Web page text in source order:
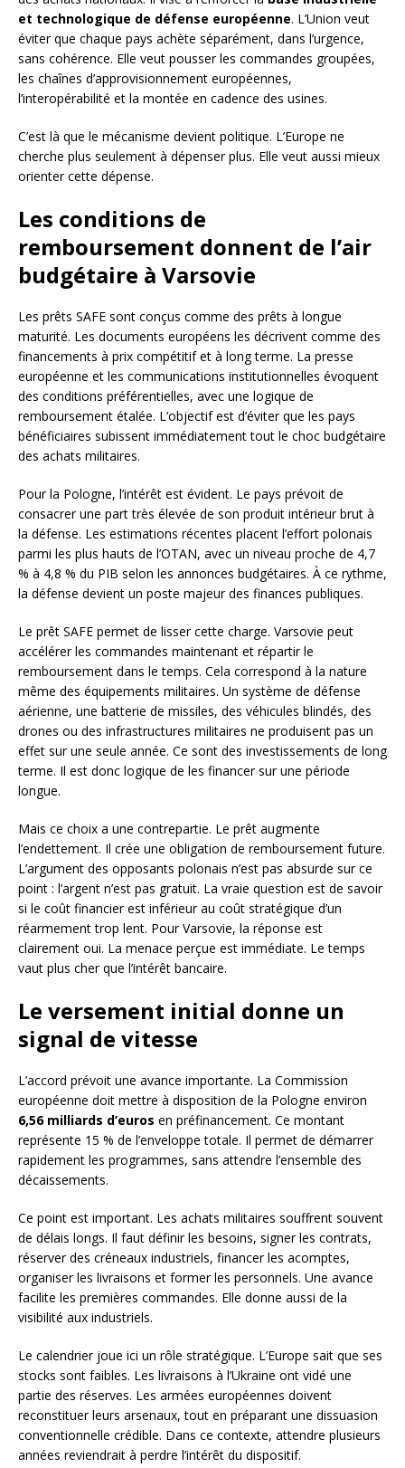
et technologique de défense européenne. L’Union veut
éviter que chaque pays achète séparément, dans l’urgence,
sans cohérence. Elle veut pousser les commandes groupées,
les chaînes d’approvisionnement européennes,
l’interopérabilité et la montée en cadence des usines.
C’est là que le mécanisme devient politique. L’Europe ne
cherche plus seulement à dépenser plus. Elle veut aussi mieux
orienter cette dépense.
Les conditions de
remboursement donnent de l’air
budgétaire à Varsovie
Les prêts SAFE sont conçus comme des prêts à longue
maturité. Les documents européens les décrivent comme des
financements à prix compétitif et à long terme. La presse
européenne et les communications institutionnelles évoquent
des conditions préférentielles, avec une logique de
remboursement étalée. L’objectif est d’éviter que les pays
bénéficiaires subissent immédiatement tout le choc budgétaire
des achats militaires.
Pour la Pologne, l’intérêt est évident. Le pays prévoit de
consacrer une part très élevée de son produit intérieur brut à
la défense. Les estimations récentes placent l’effort polonais
parmi les plus hauts de l’OTAN, avec un niveau proche de 4,7
% à 4,8 % du PIB selon les annonces budgétaires. À ce rythme,
la défense devient un poste majeur des finances publiques.
Le prêt SAFE permet de lisser cette charge. Varsovie peut
accélérer les commandes maintenant et répartir le
remboursement dans le temps. Cela correspond à la nature
même des équipements militaires. Un système de défense
aérienne, une batterie de missiles, des véhicules blindés, des
drones ou des infrastructures militaires ne produisent pas un
effet sur une seule année. Ce sont des investissements de long
terme. Il est donc logique de les financer sur une période
longue.
Mais ce choix a une contrepartie. Le prêt augmente
l’endettement. Il crée une obligation de remboursement future.
L’argument des opposants polonais n’est pas absurde sur ce
point : l’argent n’est pas gratuit. La vraie question est de savoir
si le coût financier est inférieur au coût stratégique d’un
réarmement trop lent. Pour Varsovie, la réponse est
clairement oui. La menace perçue est immédiate. Le temps
vaut plus cher que l’intérêt bancaire.
Le versement initial donne un
signal de vitesse
L’accord prévoit une avance importante. La Commission
européenne doit mettre à disposition de la Pologne environ
6,56 milliards d’euros en préfinancement. Ce montant
représente 15 % de l’enveloppe totale. Il permet de démarrer
rapidement les programmes, sans attendre l’ensemble des
décaissements.
Ce point est important. Les achats militaires souffrent souvent
de délais longs. Il faut définir les besoins, signer les contrats,
réserver des créneaux industriels, financer les acomptes,
organiser les livraisons et former les personnels. Une avance
facilite les premières commandes. Elle donne aussi de la
visibilité aux industriels.
Le calendrier joue ici un rôle stratégique. L’Europe sait que ses
stocks sont faibles. Les livraisons à l’Ukraine ont vidé une
partie des réserves. Les armées européennes doivent
reconstituer leurs arsenaux, tout en préparant une dissuasion
conventionnelle crédible. Dans ce contexte, attendre plusieurs
années reviendrait à perdre l’intérêt du dispositif.